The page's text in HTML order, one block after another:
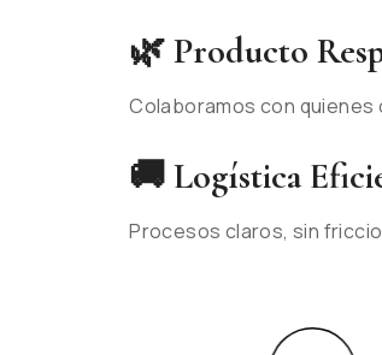
🌿 Producto
Colaboramos con quienes
🚚 Logística
Procesos claros, sin